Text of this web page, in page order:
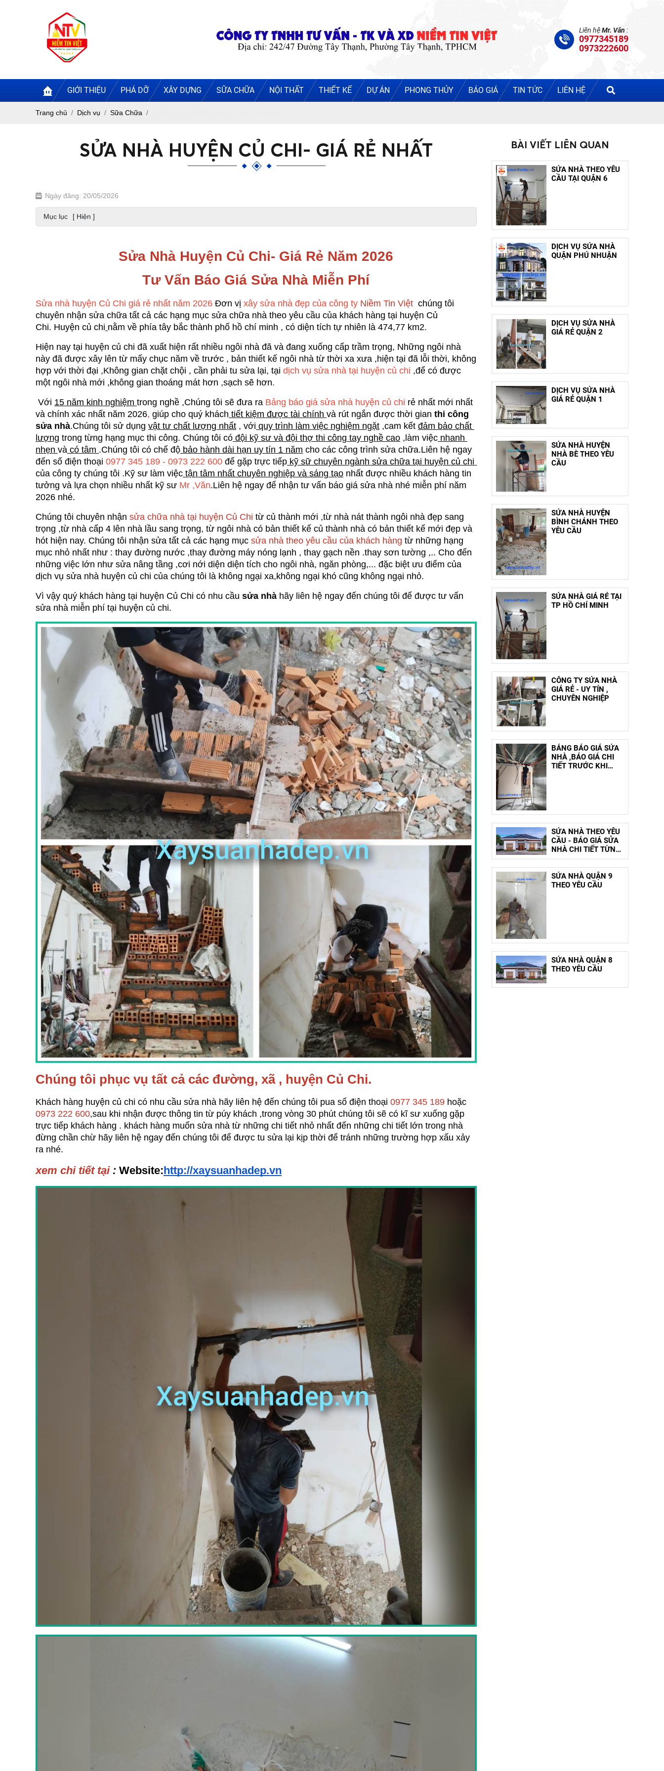
Liên hệMr. Văn :
0977345189
0973222600
GIỚI THIỆU PHÁ DỠ XÂY DỰNG SỮA CHỮA NỘI THẤT THIẾT KẾ DỰ ÁN PHONG THỦY BÁO GIÁ TIN TỨC LIÊN HỆ
Trang chủ Dịch vụ Sữa Chữa
SỬA NHÀ HUYỆN CỦ CHI- GIÁ RẺ NHẤT
Ngày đăng: 20/05/2026
Mục lục [ Hiện ]
Sửa Nhà Huyện Củ Chi- Giá Rẻ Năm 2026
Tư Vấn Báo Giá Sửa Nhà Miễn Phí
Sửa nhà huyện Củ Chi giá rẻ nhất năm 2026 Đơn vị xây sửa nhà đẹp của công ty Niềm Tin Việt chúng tôi
chuyên nhận sửa chữa tất cả các hạng mục sửa chữa nhà theo yêu cầu của khách hàng tại huyện Củ
Chi. Huyện củ chi nằm về phía tây bắc thành phố hồ chí minh , có diện tích tự nhiên là 474,77 km2.
Hiện nay tại huyện củ chi đã xuất hiện rất nhiều ngôi nhà đã và đang xuống cấp trầm trọng, Những ngôi nhà
này đã được xây lên từ mấy chục năm về trước , bản thiết kế ngôi nhà từ thời xa xưa ,hiện tại đã lỗi thời, không
hợp với thời đại ,Không gian chặt chội , cần phải tu sửa lại, tại dịch vụ sửa nhà tại huyện củ chi ,để có được
một ngôi nhà mới ,không gian thoáng mát hơn ,sạch sẽ hơn.
Với 15 năm kinh nghiệm trong nghề ,Chúng tôi sẽ đưa ra Bảng báo giá sửa nhà huyện củ chi rẻ nhất mới nhất
và chính xác nhất năm 2026, giúp cho quý khách tiết kiệm được tài chính và rút ngắn được thời gian thi công
sửa nhà.Chúng tôi sử dụng vật tư chất lượng nhất , với quy trình làm việc nghiệm ngặt ,cam kết đảm bảo chất
lượng trong từng hạng mục thi công. Chúng tôi có đội kỹ sư và đội thợ thi công tay nghề cao ,làm việc nhanh
nhẹn và có tâm .Chúng tôi có chế độ bảo hành dài hạn uy tín 1 năm cho các công trình sửa chữa.Liên hệ ngay
đến số điện thoại 0977 345 189 - 0973 222 600 để gặp trực tiếp
của công ty chúng tôi .Kỹ sư làm việc tận tâm nhất chuyên nghiệp và sáng tạo nhất được nhiều khách hàng tin
tưởng và lựa chọn nhiều nhất kỹ sư Mr ,Văn.Liên hệ ngay để nhận tư vấn báo giá sửa nhà nhé miễn phí năm
2026 nhé.
Chúng tôi chuyên nhận sửa chữa nhà tại huyện Củ Chi từ củ thành mới ,từ nhà nát thành ngôi nhà đẹp sang
trọng ,từ nhà cấp 4 lên nhà lầu sang trọng, từ ngôi nhà có bản thiết kế củ thành nhà có bản thiết kế mới đẹp và
hót hiện nay. Chúng tôi nhận sửa tất cả các hạng mục sửa nhà theo yêu cầu của khách hàng từ những hạng
mục nhỏ nhất như : thay đường nước ,thay đường máy nóng lạnh , thay gạch nền .thay sơn tường ,.. Cho đến
những việc lớn như sửa nâng tầng ,cơi nới diện diện tích cho ngôi nhà, ngăn phòng,... đặc biệt ưu điểm của
dịch vụ sửa nhà huyện củ chi của chúng tôi là không ngại xa,không ngại khó cũng không ngại nhỏ.
Vì vậy quý khách hàng tại huyện Củ Chi có nhu cầu sửa nhà hãy liên hệ ngay đến chúng tôi để được tư vấn
sửa nhà miễn phí tại huyện củ chi.
Chúng tôi phục vụ tất cả các đường, xã , huyện Củ Chi.
Khách hàng huyện củ chi có nhu cầu sửa nhà hãy liên hệ đến chúng tôi pua số điện thoại 0977 345 189 hoặc
0973 222 600,sau khi nhận được thông tin từ púy khách ,trong vòng 30 phút chúng tôi sẽ có kĩ sư xuống gặp
trực tiếp khách hàng . khách hàng muốn sửa nhà từ những chi tiết nhỏ nhất đến những chi tiết lớn trong nhà
đừng chần chừ hãy liên hệ ngay đến chúng tôi để được tu sửa lại kịp thời để tránh những trường hợp xấu xảy
ra nhé.
xem chi tiết tại : Website:http://xaysuanhadep.vn
BÀI VIẾT LIÊN QUAN
SỬA NHÀ THEO YÊU
CẦU TẠI QUẬN 6
DỊCH VỤ SỬA NHÀ
QUẬN PHÚ NHUẬN
DỊCH VỤ SỬA NHÀ
GIÁ RẺ QUẬN 2
DỊCH VỤ SỬA NHÀ
GIÁ RẺ QUẬN 1
SỬA NHÀ HUYỆN
NHÀ BÈ THEO YÊU
CẦU
SỬA NHÀ HUYỆN
BÌNH CHÁNH THEO
YÊU CẦU
SỬA NHÀ GIÁ RẺ TẠI
TP HỒ CHÍ MINH
CÔNG TY SỬA NHÀ
GIÁ RẺ - UY TÍN ,
CHUYÊN NGHIỆP
BẢNG BÁO GIÁ SỬA
NHÀ ,BÁO GIÁ CHI
TIẾT TRƯỚC KHI
SỬA NHÀ THEO YÊU
CẦU - BÁO GIÁ SỬA
NHÀ CHI TIẾT TỪNG
HẠNG MỤC
SỬA NHÀ QUẬN 9
THEO YÊU CẦU
SỬA NHÀ QUẬN 8
THEO YÊU CẦU